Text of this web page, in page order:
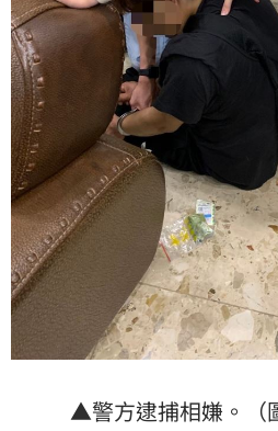
▲警方逮捕相嫌。（